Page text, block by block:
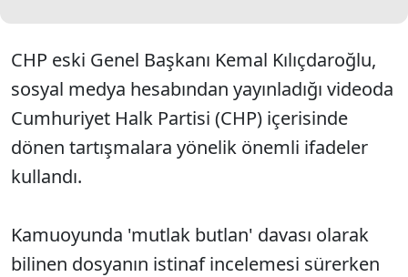
CHP eski Genel Başkanı Kemal Kılıçdaroğlu,
sosyal medya hesabından yayınladığı videoda
Cumhuriyet Halk Partisi (CHP) içerisinde
dönen tartışmalara yönelik önemli ifadeler
kullandı.
Kamuoyunda 'mutlak butlan' davası olarak
bilinen dosyanın istinaf incelemesi sürerken